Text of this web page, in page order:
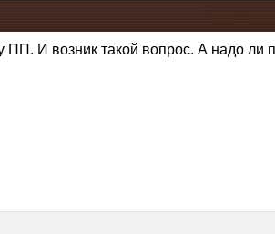
И возник такой вопрос. А надо ли